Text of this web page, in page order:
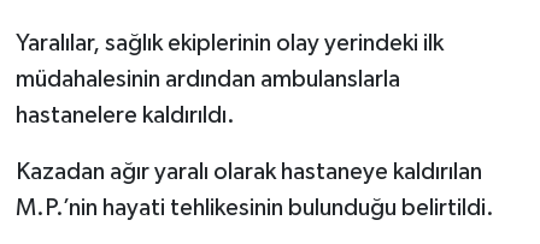
Yaralılar, sağlık ekiplerinin olay yerindeki ilk
müdahalesinin ardından ambulanslarla
hastanelere kaldırıldı.
Kazadan ağır yaralı olarak hastaneye kaldırılan
M.P.’nin hayati tehlikesinin bulunduğu belirtildi.